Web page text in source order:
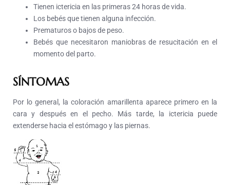
Tienen ictericia en las primeras 24 horas de vida.
Los bebés que tienen alguna infección.
Prematuros o bajos de peso.
Bebés que necesitaron maniobras de resucitación en el
momento del parto.
SÍNTOMAS
Por lo general, la coloración amarillenta aparece primero en la
cara y después en el pecho. Más tarde, la ictericia puede
extenderse hacia el estómago y las piernas.